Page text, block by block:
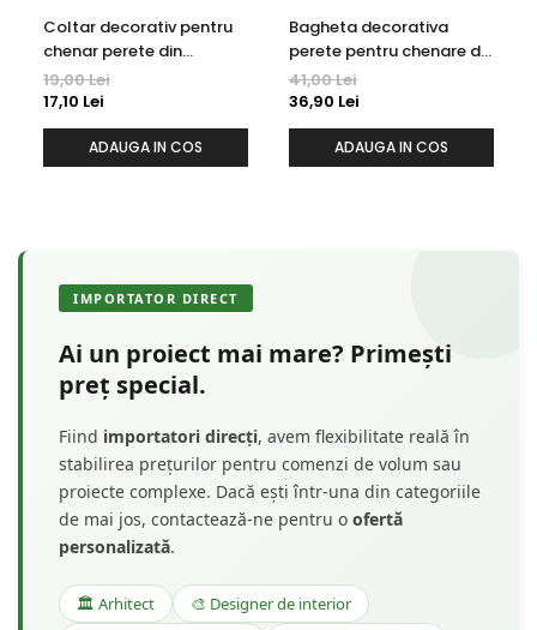
Coltar decorativ pentru
chenar perete din
poliuretan 10.7 x 10.7 cm -
HCR502-3
19,00 Lei
17,10 Lei
ADAUGA IN COS
Bagheta decorativa
perete pentru chenare din
polimer rigid 3.3 x 1.4 cm -
HCR522
41,00 Lei
36,90 Lei
ADAUGA IN COS
IMPORTATOR DIRECT
Ai un proiect mai mare? Primești
preț special.
Fiind importatori direcți, avem flexibilitate reală în
stabilirea prețurilor pentru comenzi de volum sau
proiecte complexe. Dacă ești într-una din categoriile
de mai jos, contactează-ne pentru o ofertă
personalizată.
🏛️ Arhitect
🎨 Designer de interior